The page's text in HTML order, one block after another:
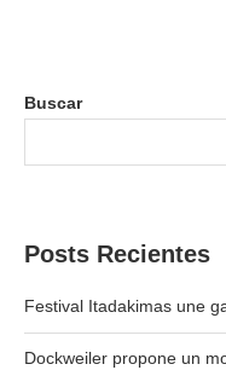
Buscar
Posts Recientes
Festival Itadakimas une
Dockweiler propone un